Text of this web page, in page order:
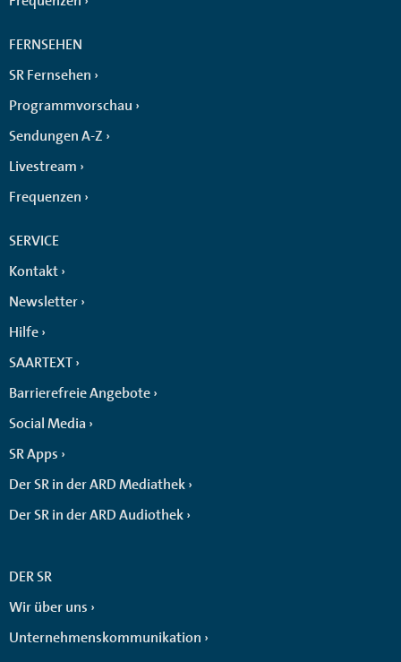
FERNSEHEN
SR Fernsehen
Programmvorschau
Sendungen A-Z
Livestream
Frequenzen
SERVICE
Kontakt
Newsletter
Hilfe
SAARTEXT
Barrierefreie Angebote
Social Media
SR Apps
Der SR in der ARD Mediathek
Der SR in der ARD Audiothek
DER SR
Wir über uns
Unternehmenskommunikation